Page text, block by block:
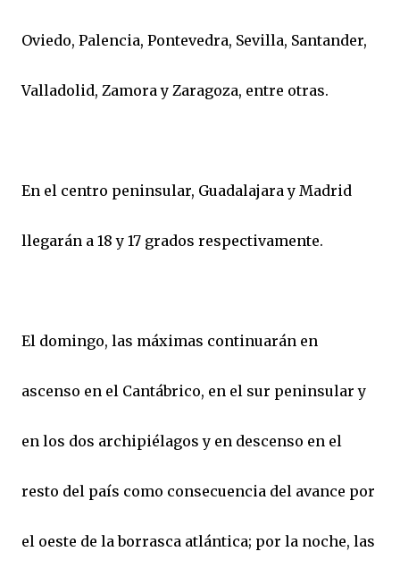
Oviedo, Palencia, Pontevedra, Sevilla, Santander,
Valladolid, Zamora y Zaragoza, entre otras.
En el centro peninsular, Guadalajara y Madrid
llegarán a 18 y 17 grados respectivamente.
El domingo, las máximas continuarán en
ascenso en el Cantábrico, en el sur peninsular y
en los dos archipiélagos y en descenso en el
resto del país como consecuencia del avance por
el oeste de la borrasca atlántica; por la noche, las